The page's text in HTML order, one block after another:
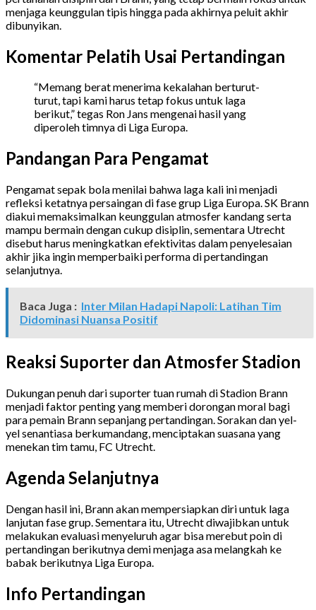
menjaga keunggulan tipis hingga pada akhirnya peluit akhir
dibunyikan.
Komentar Pelatih Usai Pertandingan
“Memang berat menerima kekalahan berturut-
turut, tapi kami harus tetap fokus untuk laga
berikut,” tegas Ron Jans mengenai hasil yang
diperoleh timnya di Liga Europa.
Pandangan Para Pengamat
Pengamat sepak bola menilai bahwa laga kali ini menjadi
refleksi ketatnya persaingan di fase grup Liga Europa. SK Brann
diakui memaksimalkan keunggulan atmosfer kandang serta
mampu bermain dengan cukup disiplin, sementara Utrecht
disebut harus meningkatkan efektivitas dalam penyelesaian
akhir jika ingin memperbaiki performa di pertandingan
selanjutnya.
Baca Juga : Inter Milan Hadapi Napoli: Latihan Tim
Didominasi Nuansa Positif
Reaksi Suporter dan Atmosfer Stadion
Dukungan penuh dari suporter tuan rumah di Stadion Brann
menjadi faktor penting yang memberi dorongan moral bagi
para pemain Brann sepanjang pertandingan. Sorakan dan yel-
yel senantiasa berkumandang, menciptakan suasana yang
menekan tim tamu, FC Utrecht.
Agenda Selanjutnya
Dengan hasil ini, Brann akan mempersiapkan diri untuk laga
lanjutan fase grup. Sementara itu, Utrecht diwajibkan untuk
melakukan evaluasi menyeluruh agar bisa merebut poin di
pertandingan berikutnya demi menjaga asa melangkah ke
babak berikutnya Liga Europa.
Info Pertandingan